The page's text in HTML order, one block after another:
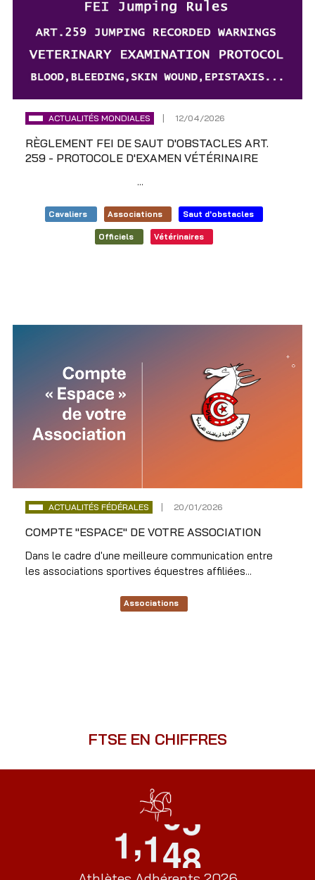
ACTUALITÉS MONDIALES 12/04/2026
RÈGLEMENT FEI DE SAUT D'OBSTACLES ART.
259 - PROTOCOLE D'EXAMEN VÉTÉRINAIRE
...
Cavaliers Associations Saut d'obstacles
Officiels Vétérinaires
ACTUALITÉS FÉDÉRALES 20/01/2026
COMPTE "ESPACE" DE VOTRE ASSOCIATION
Dans le cadre d'une meilleure communication entre
les associations sportives équestres affiliées...
Associations
FTSE EN CHIFFRES
1,148